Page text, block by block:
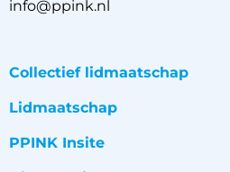
info@ppink.nl
Collectief lidmaatschap
Lidmaatschap
PPINK Insite